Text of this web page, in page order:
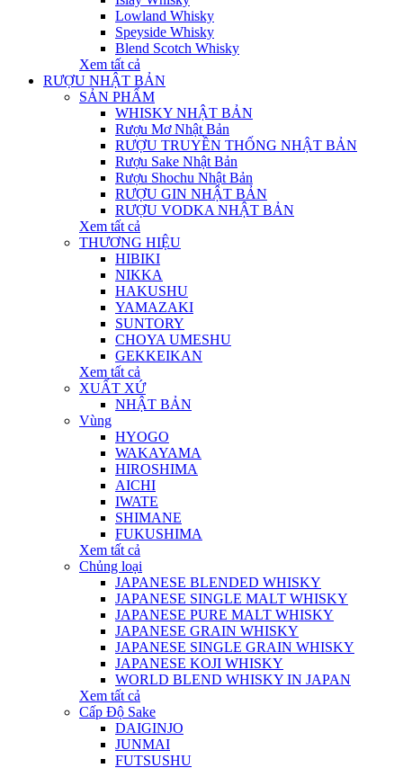
Lowland Whisky
Speyside Whisky
Blend Scotch Whisky
Xem tất cả
RƯỢU NHẬT BẢN
SẢN PHẨM
WHISKY NHẬT BẢN
Rượu Mơ Nhật Bản
RƯỢU TRUYỀN THỐNG NHẬT BẢN
Rượu Sake Nhật Bản
Rượu Shochu Nhật Bản
RƯỢU GIN NHẬT BẢN
RƯỢU VODKA NHẬT BẢN
Xem tất cả
THƯƠNG HIỆU
HIBIKI
NIKKA
HAKUSHU
YAMAZAKI
SUNTORY
CHOYA UMESHU
GEKKEIKAN
Xem tất cả
XUẤT XỨ
NHẬT BẢN
Vùng
HYOGO
WAKAYAMA
HIROSHIMA
AICHI
IWATE
SHIMANE
FUKUSHIMA
Xem tất cả
Chủng loại
JAPANESE BLENDED WHISKY
JAPANESE SINGLE MALT WHISKY
JAPANESE PURE MALT WHISKY
JAPANESE GRAIN WHISKY
JAPANESE SINGLE GRAIN WHISKY
JAPANESE KOJI WHISKY
WORLD BLEND WHISKY IN JAPAN
Xem tất cả
Cấp Độ Sake
DAIGINJO
JUNMAI
FUTSUSHU